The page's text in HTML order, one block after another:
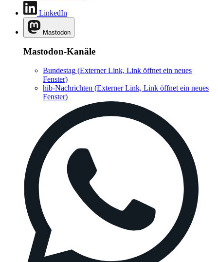
LinkedIn
Mastodon
Mastodon-Kanäle
Bundestag (Externer Link, Link öffnet ein neues
Fenster)
hib-Nachrichten (Externer Link, Link öffnet ein neues
Fenster)